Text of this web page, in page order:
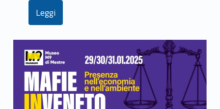
Leggi